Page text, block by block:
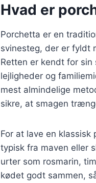
Hvad er
Porchetta er en
svinesteg, der er fyldt
Retten er kendt for
lejligheder og
mest almindelige
sikre, at smagen
For at lave en
typisk fra maven eller
urter som rosmarin,
kødet godt sammen,